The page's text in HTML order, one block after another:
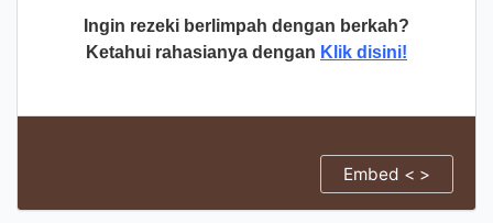
Ingin rezeki berlimpah dengan berkah?
Ketahui rahasianya dengan Klik disini!
Embed < >